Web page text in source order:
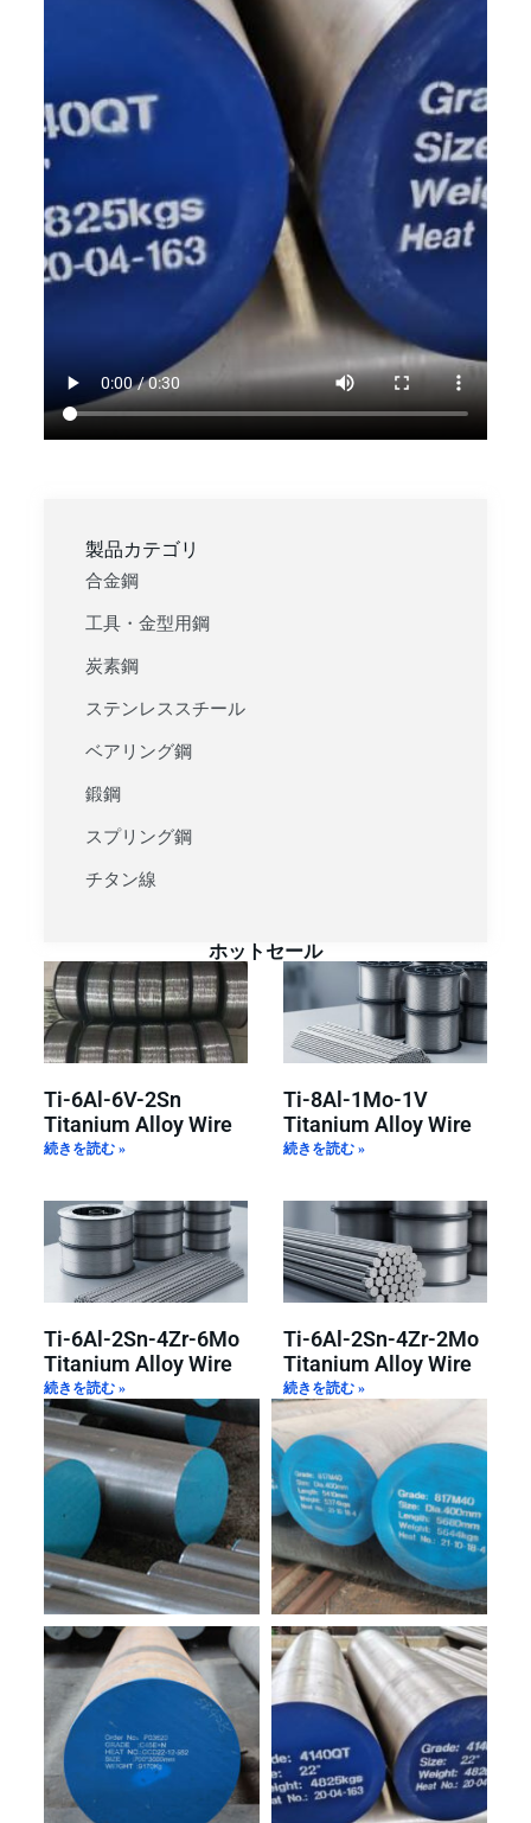
製品カテゴリ
合金鋼
工具・金型用鋼
炭素鋼
ステンレススチール
ベアリング鋼
鍛鋼
スプリング鋼
チタン線
ホットセール
Ti-6Al-6V-2Sn
Titanium Alloy Wire
続きを読む »
Ti-8Al-1Mo-1V
Titanium Alloy Wire
続きを読む »
Ti-6Al-2Sn-4Zr-6Mo
Titanium Alloy Wire
続きを読む »
Ti-6Al-2Sn-4Zr-2Mo
Titanium Alloy Wire
続きを読む »